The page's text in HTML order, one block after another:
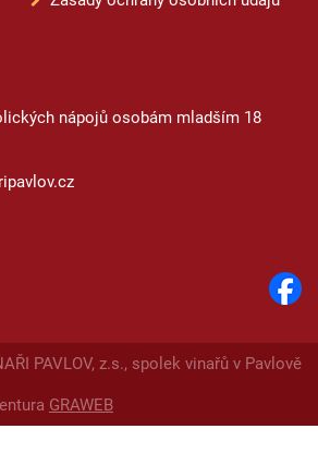
nápojů osobám mladším 18
PAVLOV, z.s., spolek vinařů v Pavlově
GRAWEB